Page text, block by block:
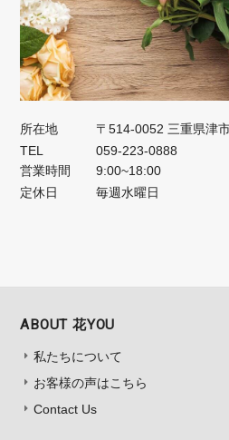
所在地
〒514-0052 三重県津
TEL
059-223-0888
営業時間
9:00~18:00
定休日
毎週水曜日
ABOUT 花YOU
私たちについて
お客様の声はこちら
Contact Us